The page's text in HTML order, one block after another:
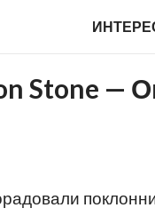
Stone —